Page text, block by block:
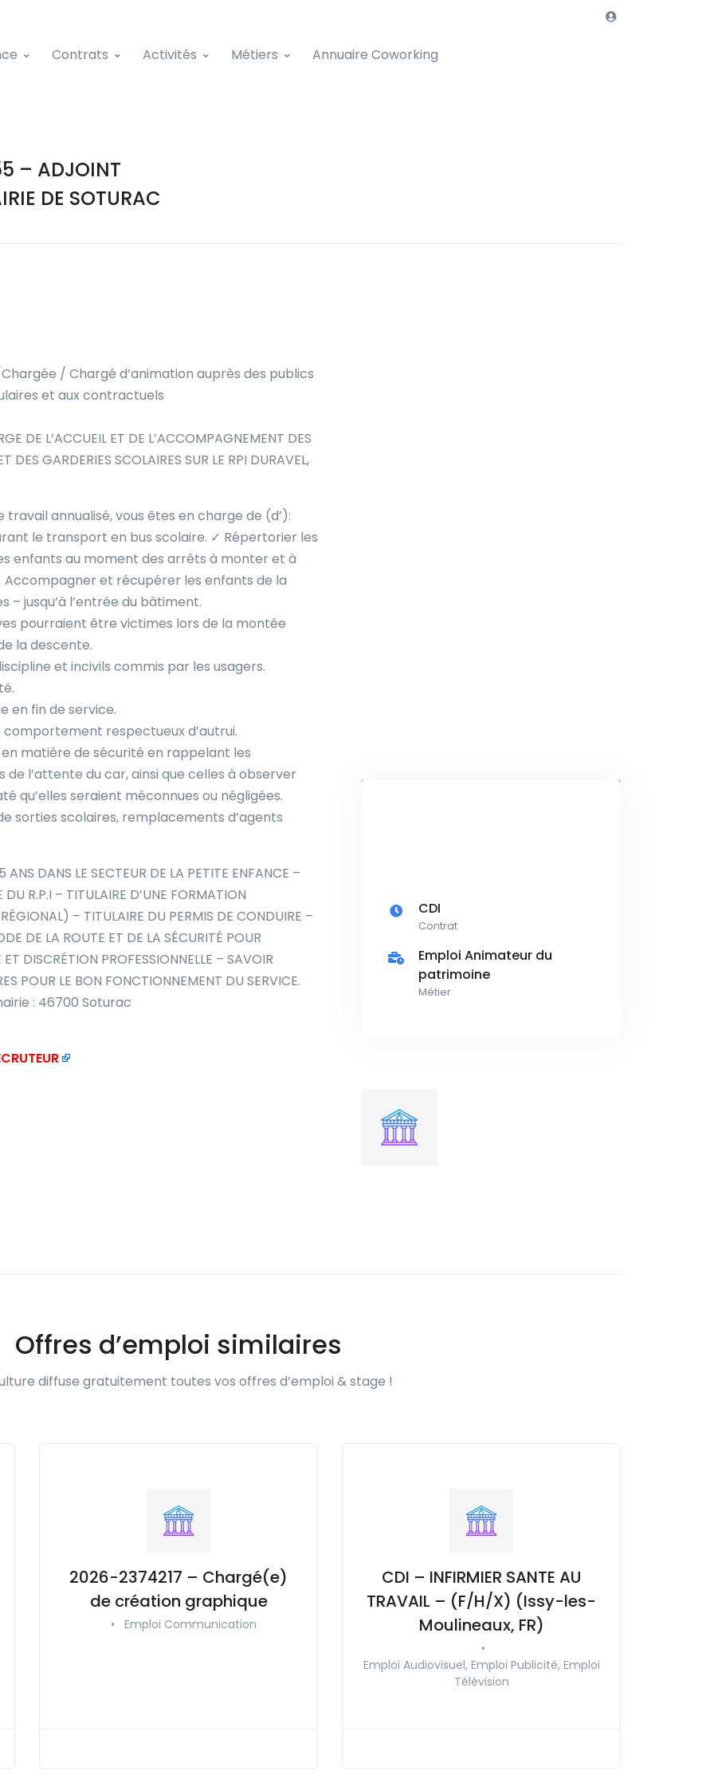
Contrats Activités Métiers Annuaire Coworking
– ADJOINT
DE SOTURAC
/ Chargé d’animation auprès des publics
et aux contractuels
DE L’ACCUEIL ET DE L’ACCOMPAGNEMENT DES
DES GARDERIES SCOLAIRES SUR LE RPI DURAVEL,
travail annualisé, vous êtes en charge de (d’):
le transport en bus scolaire. ✓ Répertorier les
enfants au moment des arrêts à monter et à
et récupérer les enfants de la
jusqu’à l’entrée du bâtiment.
pourraient être victimes lors de la montée
la descente.
et incivils commis par les usagers.
en fin de service.
comportement respectueux d’autrui.
matière de sécurité en rappelant les
l’attente du car, ainsi que celles à observer
qu’elles seraient méconnues ou négligées.
sorties scolaires, remplacements d’agents
ANS DANS LE SECTEUR DE LA PETITE ENFANCE –
R.P.I – TITULAIRE D’UNE FORMATION
– TITULAIRE DU PERMIS DE CONDUIRE –
DE LA ROUTE ET DE LA SÉCURITÉ POUR
DISCRÉTION PROFESSIONNELLE – SAVOIR
POUR LE BON FONCTIONNEMENT DU SERVICE.
: 46700 Soturac
CDI
Contrat
Emploi Animateur du
patrimoine
Métier
Offres d’emploi similaires
diffuse gratuitement toutes vos offres d’emploi & stage !
2026-2374217 – Chargé(e)
de création graphique
• Emploi Communication
CDI – INFIRMIER SANTE AU
TRAVAIL – (F/H/X) (Issy-les-
Moulineaux, FR)
•
Emploi Audiovisuel, Emploi Publicité, Emploi
Télévision